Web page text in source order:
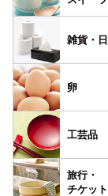
雑貨・
卵
工芸品
旅行・
チケット